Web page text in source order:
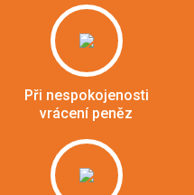
Při nespokojenosti
vrácení peněz